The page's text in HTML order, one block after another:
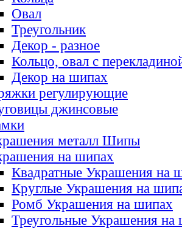
Овал
Треугольник
Декор - разное
Кольцо, овал с
Декор на шипах
регулирующие
джинсовые
металл Шипы
на шипах
Квадратные Украшения на
Круглые Украшения на
Ромб Украшения на шипах
Треугольные Украшения на